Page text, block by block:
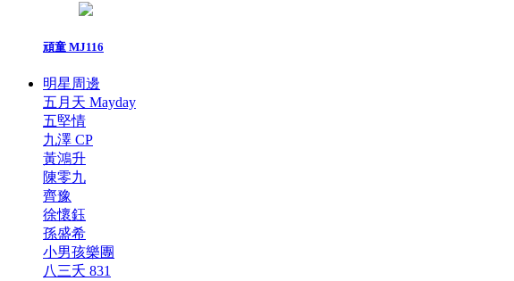
頑童 MJ116
明星周邊
五月天 Mayday
五堅情
九澤 CP
黃鴻升
陳零九
齊豫
徐懷鈺
孫盛希
小男孩樂團
八三夭 831